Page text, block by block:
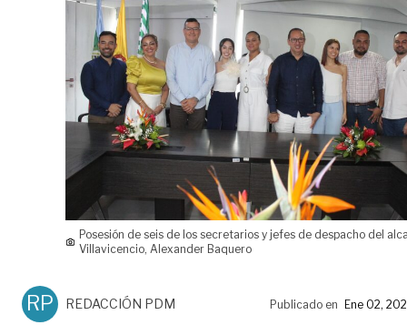
Posesión de seis de los secretarios y jefes de despacho del
Villavicencio, Alexander Baquero
RP REDACCIÓN PDM Publicado en Ene 02,